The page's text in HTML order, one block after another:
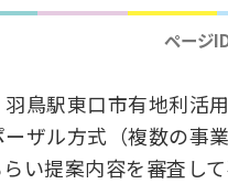
ページ
鳥駅東口市有地利活
ザル方式（複数の事
い提案内容を審査し